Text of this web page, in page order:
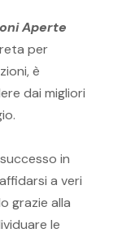
Aperte
per
è
dai migliori
in
a veri
grazie alla
le